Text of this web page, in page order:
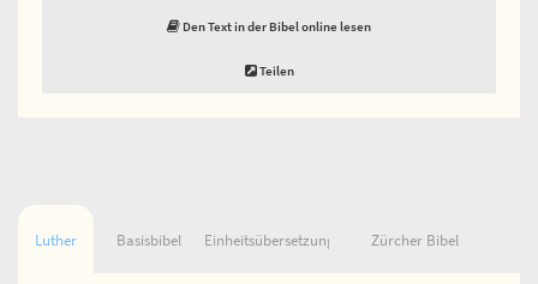
Den Text in der Bibel online lesen
Teilen
Luther Basisbibel Einheitsübersetzung Zürcher Bibel